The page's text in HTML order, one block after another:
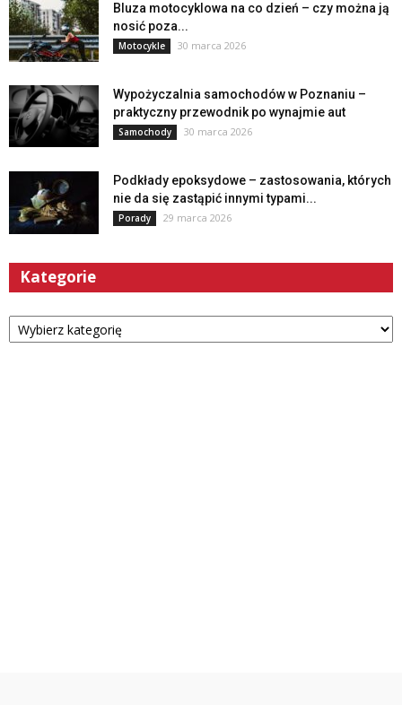
Bluza motocyklowa na co dzień – czy można ją
nosić poza...
Motocykle 30 marca 2026
Wypożyczalnia samochodów w Poznaniu –
praktyczny przewodnik po wynajmie aut
Samochody 30 marca 2026
Podkłady epoksydowe – zastosowania, których
nie da się zastąpić innymi typami...
Porady 29 marca 2026
Kategorie
Kategorie